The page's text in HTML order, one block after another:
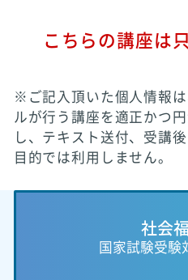
こちらの講座は
※ご記入頂いた個人情報
ルが行う講座を適正かつ
し、テキスト送付、受講
目的では利用しません。
社会
国家試験受験